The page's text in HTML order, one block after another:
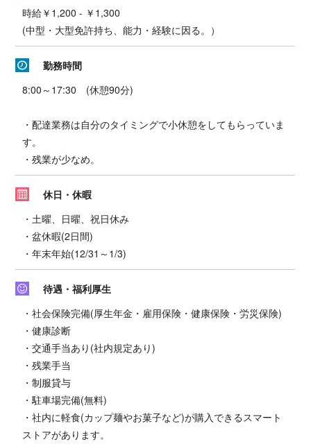
時給￥1,200 - ￥1,300
(中型・大型免許持ち、能力・経験に因る。）
勤務時間
8:00～17:30 (休憩90分)
・配達業務は自分のタイミングで小休憩をしてもらっていま
す。
・残業が少なめ。
休日・休暇
・土曜、日曜、祝日休み
・盆休暇(2日間)
・年末年始(12/31～1/3)
待遇・福利厚生
・社会保険完備(厚生年金・雇用保険・健康保険・労災保険)
・健康診断
・交通手当あり(社内規定あり)
・残業手当
・制服貸与
・駐車場完備(無料)
・社内に軽食(カップ麺やお菓子など)が購入できるスマート
ストアがあります。